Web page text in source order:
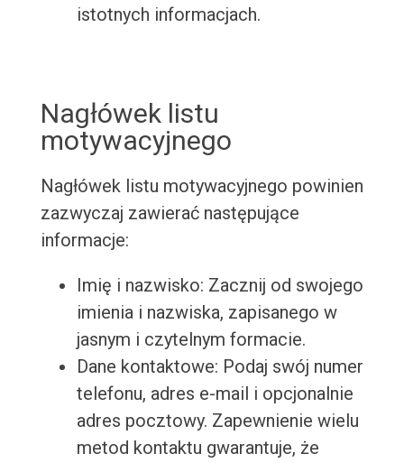
istotnych informacjach.
Nagłówek listu
motywacyjnego
Nagłówek listu motywacyjnego powinien
zazwyczaj zawierać następujące
informacje:
Imię i nazwisko: Zacznij od swojego
imienia i nazwiska, zapisanego w
jasnym i czytelnym formacie.
Dane kontaktowe: Podaj swój numer
telefonu, adres e-mail i opcjonalnie
adres pocztowy. Zapewnienie wielu
metod kontaktu gwarantuje, że